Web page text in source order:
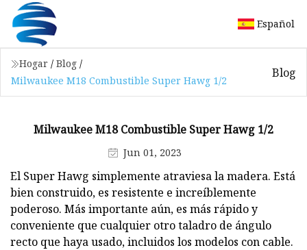
Español
Hogar / Blog /
Milwaukee M18 Combustible Super Hawg 1/2
Blog
Milwaukee M18 Combustible Super Hawg 1/2
Jun 01, 2023
El Super Hawg simplemente atraviesa la madera. Está
bien construido, es resistente e increíblemente
poderoso. Más importante aún, es más rápido y
conveniente que cualquier otro taladro de ángulo
recto que haya usado, incluidos los modelos con cable.